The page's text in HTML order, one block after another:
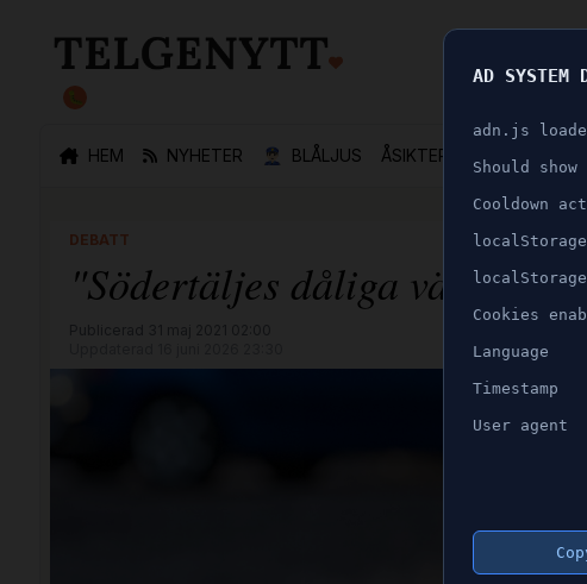
HEM NYHETER 👮🏻‍♂️ BLÅLJUS ÅSIKTER SPORT NÖJE
DEBATT
"Södertäljes dåliga väglag
AD SYSTEM
adn.js
Should show
Cooldown
Cookies
Language
Timestamp
User agent